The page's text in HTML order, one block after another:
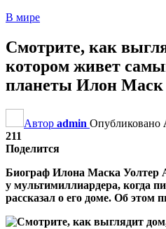
В мире
Смотрите, как
котором живет
планеты Илон Маск
Автор admin Опубликовано
211
Поделится
Биограф Илона Маска Уолтер
у мультимиллиардера, когда
рассказал о его доме. Об этом